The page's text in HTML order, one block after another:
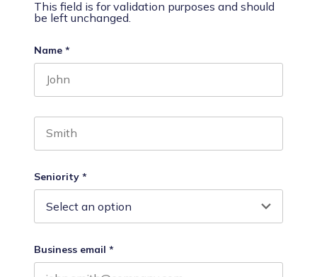
This field is for validation purposes and should
be left unchanged.
Name *
Seniority *
Business email *